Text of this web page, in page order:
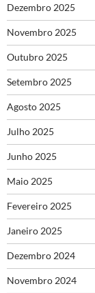
Dezembro 2025
Novembro 2025
Outubro 2025
Setembro 2025
Agosto 2025
Julho 2025
Junho 2025
Maio 2025
Fevereiro 2025
Janeiro 2025
Dezembro 2024
Novembro 2024